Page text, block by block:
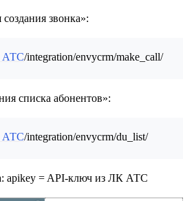
звонка»:
АТС/integration/envycrm/make_call/
списка абонентов»:
АТС/integration/envycrm/du_list/
apikey = API-ключ из ЛК АТС